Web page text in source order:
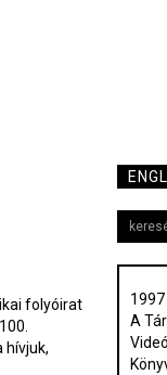
folyóirat
hívjuk,
1997
A